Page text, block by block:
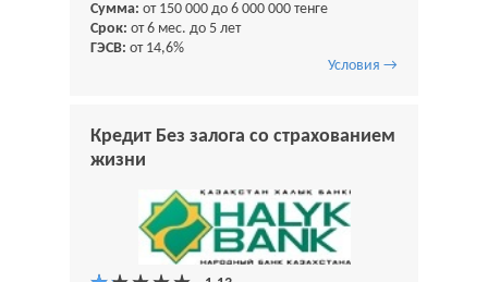
Сумма: от 150 000 до 6 000 000 тенге
Срок: от 6 мес. до 5 лет
ГЭСВ: от 14,6%
Условия →
Кредит Без залога со страхованием
жизни